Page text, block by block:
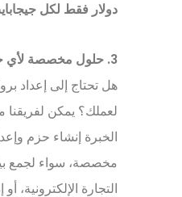
دولار فقط لكل
3. حلول مخصصة لأي حالة استخدام
هل تحتاج إلى إعداد
لعملك؟ يمكن
الخبرة إنشاء حزم
مخصصة، سواء لجمع
التجارة الإلكترونية،